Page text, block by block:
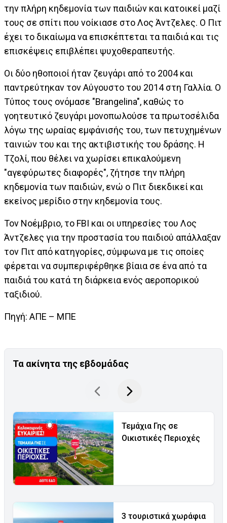
την πλήρη κηδεμονία των παιδιών και κατοικεί μαζί
τους σε σπίτι που νοίκιασε στο Λος Άντζελες. Ο Πιτ
έχει το δικαίωμα να επισκέπτεται τα παιδιά και τις
επισκέψεις επιβλέπει ψυχοθεραπευτής.
Οι δύο ηθοποιοί ήταν ζευγάρι από το 2004 και
παντρεύτηκαν τον Αύγουστο του 2014 στη Γαλλία. Ο
Τύπος τους ονόμασε "Brangelina", καθώς το
γοητευτικό ζευγάρι μονοπωλούσε τα πρωτοσέλιδα
λόγω της ωραίας εμφάνισής του, των πετυχημένων
ταινιών του και της ακτιβιστικής του δράσης. Η
Τζολί, που θέλει να χωρίσει επικαλούμενη
"αγεφύρωτες διαφορές", ζήτησε την πλήρη
κηδεμονία των παιδιών, ενώ ο Πιτ διεκδικεί και
εκείνος μερίδιο στην κηδεμονία τους.
Τον Νοέμβριο, το FBI και οι υπηρεσίες του Λος
Άντζελες για την προστασία του παιδιού απάλλαξαν
τον Πιτ από κατηγορίες, σύμφωνα με τις οποίες
φέρεται να συμπεριφέρθηκε βίαια σε ένα από τα
παιδιά του κατά τη διάρκεια ενός αεροπορικού
ταξιδιού.
Πηγή: ΑΠΕ – ΜΠΕ
Τα ακίνητα της εβδομάδας
Τεμάχια Γης σε
Οικιστικές Περιοχές
3 τουριστικά χωράφια